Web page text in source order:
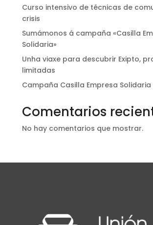
Curso intensivo de técnicas de
crisis
Sumámonos á campaña «Casilla
Solidaria»
Unha viaxe para descubrir Exipto,
limitadas
Campaña Casilla Empresa Solidaria
Comentarios
No hay comentarios que mostrar.